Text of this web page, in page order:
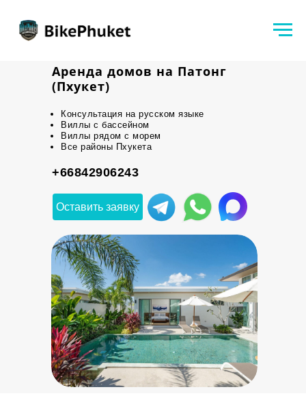
Аренда домов на Патонг
(Пхукет)
Консультация на русском языке
Виллы с бассейном
Виллы рядом с морем
Все районы Пхукета
Оставить заявку
+66842906243